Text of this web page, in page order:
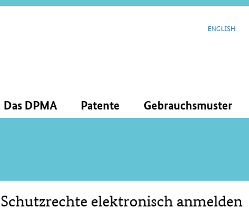
ENGLISH
Das DPMA Patente Gebrauchsmuster
Schutzrechte elektronisch anmelden